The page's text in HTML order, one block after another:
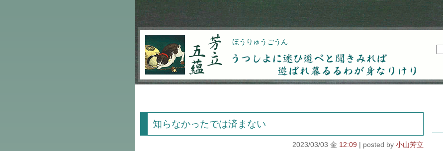
芳立五蘊 ほうりゅうごうん
うつしよに迷ひ遊べと聞きみれば遊ばれ暮るるわが
知らなかったでは済まない
2023/03/03 金 12:09 小山芳立